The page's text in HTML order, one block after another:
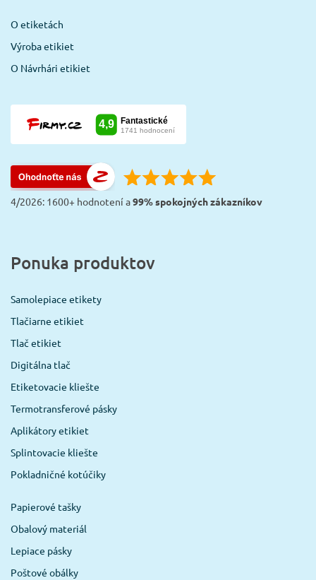
O etiketách
Výroba etikiet
O Návrhári etikiet
4/2026: 1600+ hodnotení a99% spokojných zákazníkov
Ponuka produktov
Samolepiace etikety
Tlačiarne etikiet
Tlač etikiet
Digitálna tlač
Etiketovacie kliešte
Termotransferové pásky
Aplikátory etikiet
Splintovacie kliešte
Pokladničné kotúčiky
Papierové tašky
Obalový materiál
Lepiace pásky
Poštové obálky